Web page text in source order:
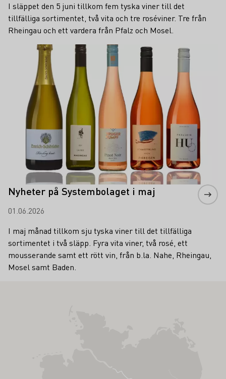
I släppet den 5 juni tillkom fem tyska viner till det
tillfälliga sortimentet, två vita och tre roséviner. Tre från
Rheingau och ett vardera från Pfalz och Mosel.
Nyheter på Systembolaget i maj
01.06.2026
I maj månad tillkom sju tyska viner till det tillfälliga
sortimentet i två släpp. Fyra vita viner, två rosé, ett
mousserande samt ett rött vin, från b.la. Nahe, Rheingau,
Mosel samt Baden.
Läs mer om detta